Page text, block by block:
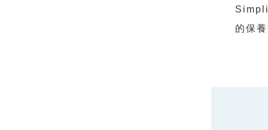
的保